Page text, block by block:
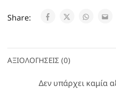
Share:
ΑΞΙΟΛΟΓΉΣΕΙΣ (0)
Δεν υπάρχει καμία